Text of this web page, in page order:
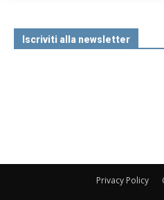
Iscriviti alla newsletter
Privacy Policy